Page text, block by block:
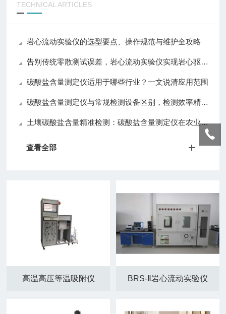
TECHNICAL ARTICLES
岩心流动实验仪的选型要点、操作规范与维护全攻略
告别传统零散测试误差，岩心流动实验仪实现岩心驱替全流程自动化精准控制
碳酸盐含量测定仪适用于哪些行业？一文说清应用范围
碳酸盐含量测定仪与常规检测设备区别，检测效率精准度操作对比分析
土壤碳酸盐含量精准检测：碳酸盐含量测定仪在农业与环境监测中的应用
查看全部
高温高压等温吸附仪 BRS-Ⅱ岩心流动实验仪